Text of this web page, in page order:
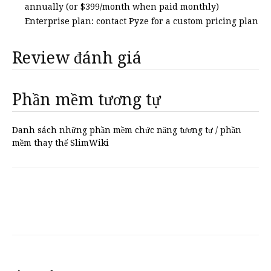
annually (or $399/month when paid monthly)
Enterprise plan: contact Pyze for a custom pricing plan
Review đánh giá
Phần mềm tương tự
Danh sách những phần mềm chức năng tương tự / phần
mềm thay thế SlimWiki